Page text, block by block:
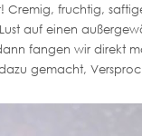
fruchtig,
auf einen
fangen wir direkt
dazu gemacht,